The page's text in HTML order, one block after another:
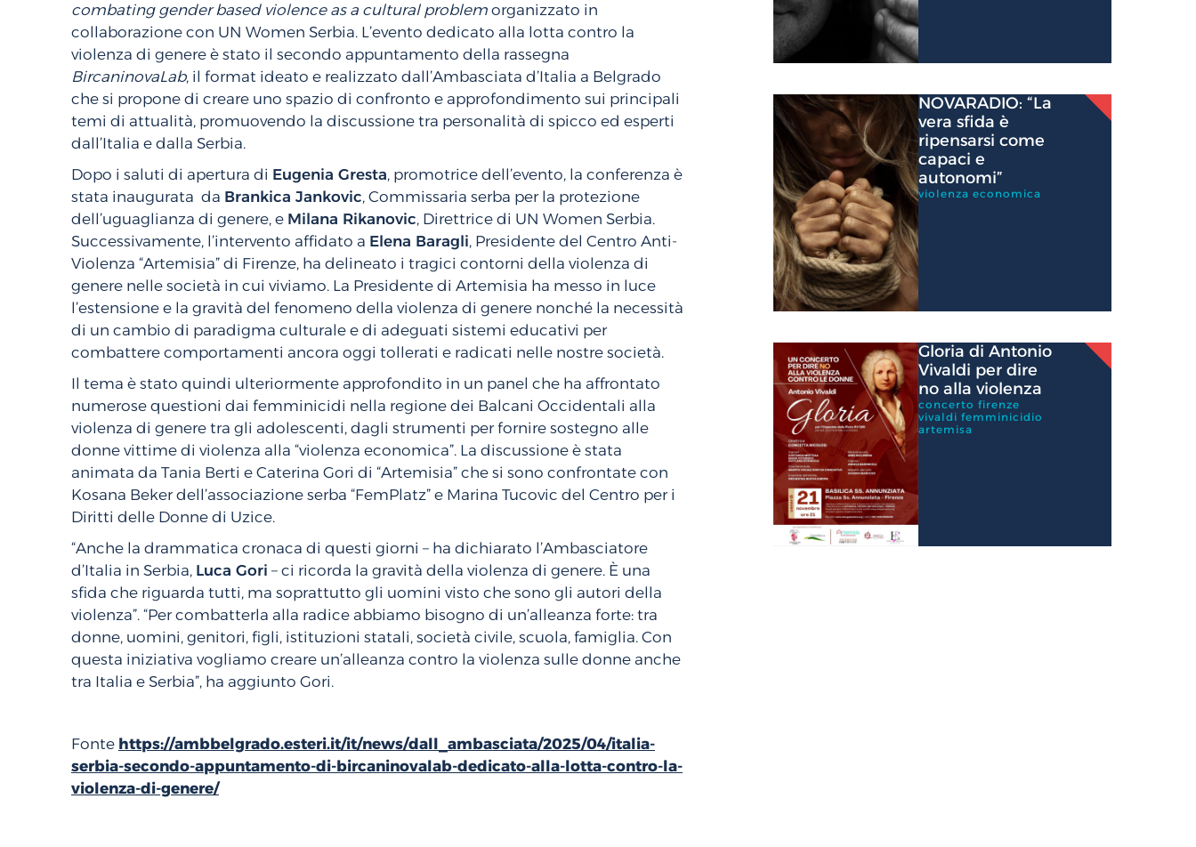
combating gender based violence as a cultural problem organizzato in
collaborazione con UN Women Serbia. L’evento dedicato alla lotta contro la
violenza di genere è stato il secondo appuntamento della rassegna
BircaninovaLab, il format ideato e realizzato dall’Ambasciata d’Italia a Belgrado
che si propone di creare uno spazio di confronto e approfondimento sui principali
temi di attualità, promuovendo la discussione tra personalità di spicco ed esperti
dall’Italia e dalla Serbia.
Dopo i saluti di apertura di Eugenia Gresta, promotrice dell’evento, la conferenza è
stata inaugurata da Brankica Jankovic, Commissaria serba per la protezione
dell’uguaglianza di genere, e Milana Rikanovic, Direttrice di UN Women Serbia.
Successivamente, l’intervento affidato a Elena Baragli, Presidente del Centro Anti-
Violenza “Artemisia” di Firenze, ha delineato i tragici contorni della violenza di
genere nelle società in cui viviamo. La Presidente di Artemisia ha messo in luce
l’estensione e la gravità del fenomeno della violenza di genere nonché la necessità
di un cambio di paradigma culturale e di adeguati sistemi educativi per
combattere comportamenti ancora oggi tollerati e radicati nelle nostre società.
Il tema è stato quindi ulteriormente approfondito in un panel che ha affrontato
numerose questioni dai femminicidi nella regione dei Balcani Occidentali alla
violenza di genere tra gli adolescenti, dagli strumenti per fornire sostegno alle
donne vittime di violenza alla “violenza economica”. La discussione è stata
animata da Tania Berti e Caterina Gori di “Artemisia” che si sono confrontate con
Kosana Beker dell’associazione serba “FemPlatz” e Marina Tucovic del Centro per i
Diritti delle Donne di Uzice.
“Anche la drammatica cronaca di questi giorni – ha dichiarato l’Ambasciatore
d’Italia in Serbia, Luca Gori – ci ricorda la gravità della violenza di genere. È una
sfida che riguarda tutti, ma soprattutto gli uomini visto che sono gli autori della
violenza”. “Per combatterla alla radice abbiamo bisogno di un’alleanza forte: tra
donne, uomini, genitori, figli, istituzioni statali, società civile, scuola, famiglia. Con
questa iniziativa vogliamo creare un’alleanza contro la violenza sulle donne anche
tra Italia e Serbia”, ha aggiunto Gori.
Fonte https://ambbelgrado.esteri.it/it/news/dall_ambasciata/2025/04/italia-
serbia-secondo-appuntamento-di-bircaninovalab-dedicato-alla-lotta-contro-la-
violenza-di-genere/
NOVARADIO: “La
vera sfida è
ripensarsi come
capaci e
autonomi”
violenza economica
Gloria di Antonio
Vivaldi per dire
no alla violenza
concerto firenze
vivaldi femminicidio
artemisa